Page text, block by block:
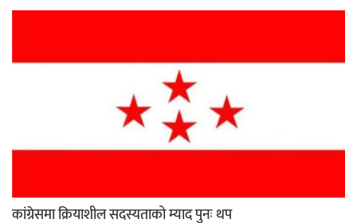
कांग्रेसमा क्रियाशील सदस्यताको म्याद पुनः थप